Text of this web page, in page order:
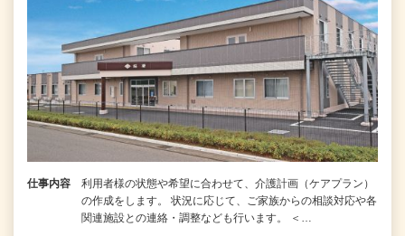
仕事内容
利用者様の状態や希望に合わせて、介護計画（ケアプラン）
の作成をします。 状況に応じて、ご家族からの相談対応や各
関連施設との連絡・調整なども行います。 ＜…